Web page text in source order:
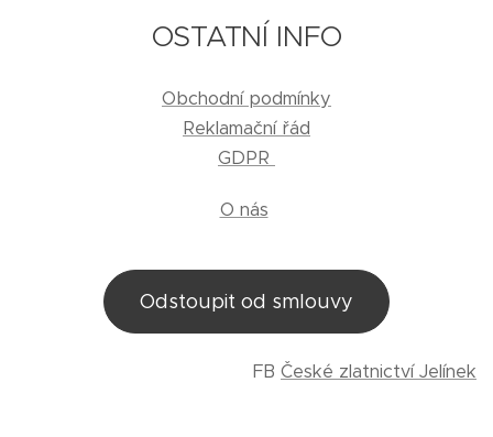
OSTATNÍ INFO
Obchodní podmínky
Reklamační řád
GDPR
O nás
Odstoupit od smlouvy
FB České zlatnictví Jelínek